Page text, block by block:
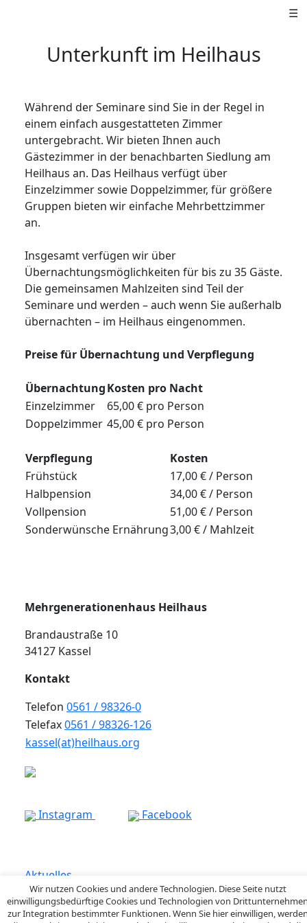
☰
Unterkunft im Heilhaus
Während der Seminare sind Sie in der Regel in
einem einfach ausgestatteten Zimmer
untergebracht. Wir bieten Ihnen auch
Gästezimmer in der benachbarten Siedlung am
Heilhaus an. Das Heilhaus verfügt über
Einzelzimmer sowie Doppelzimmer, für größere
Gruppen bieten wir einfache Mehrbettzimmer
an.
Insgesamt verfügen wir über
Übernachtungsmöglichkeiten für bis zu 35 Gäste.
Die gemeinsamen Mahlzeiten sind Teil der
Seminare und werden – auch wenn Sie außerhalb
übernachten – im Heilhaus eingenommen.
Preise für Übernachtung und Verpflegung
ÜbernachtungKosten pro Nacht
Einzelzimmer
65,00 € pro Person
Doppelzimmer 45,00 € pro Person
Verpflegung
Kosten
Frühstück
17,00 € / Person
Halbpension
34,00 € / Person
Vollpension
51,00 € / Person
Sonderwünsche Ernährung3,00 € / Mahlzeit
Mehrgenerationenhaus Heilhaus
Brandaustraße 10
34127 Kassel
Kontakt
Telefon 0561 / 98326-0
Telefax0561 / 98326-126
kassel(at)heilhaus.org
Instagram Facebook
Aktuelles
Datenschutz
Wir nutzen Cookies und andere Technologien. Diese Seite nutzt
einwilligungsbedürftige Cookies und Technologien von
zur Integration bestimmter Funktionen. Wenn Sie hier einwilligen,